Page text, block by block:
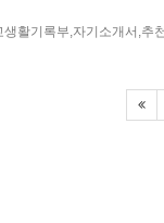
활기록부,자기소개서,